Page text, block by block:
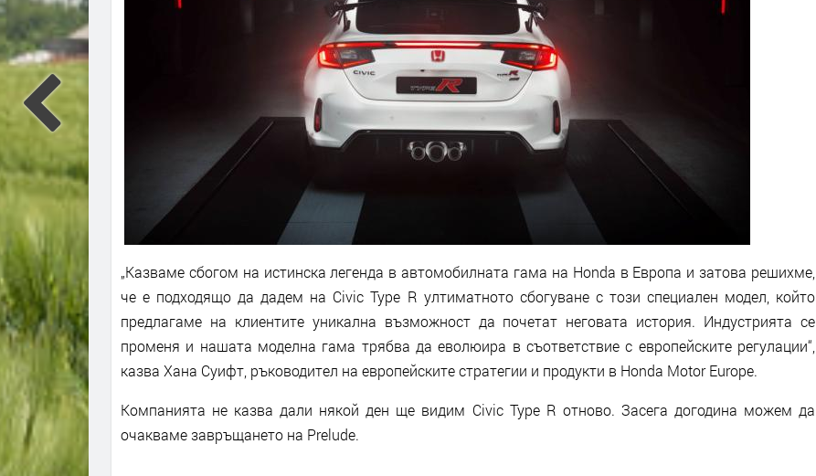
„Казваме сбогом на истинска легенда в автомобилната гама на Honda в Европа и затова решихме,
че е подходящо да дадем на Civic Type R ултиматното сбогуване с този специален модел, който
предлагаме на клиентите уникална възможност да почетат неговата история. Индустрията се
променя и нашата моделна гама трябва да еволюира в съответствие с европейските регулации“,
казва Хана Суифт, ръководител на европейските стратегии и продукти в Honda Motor Europe.
Компанията не казва дали някой ден ще видим Civic Type R отново. Засега догодина можем да
очакваме завръщането на Prelude.